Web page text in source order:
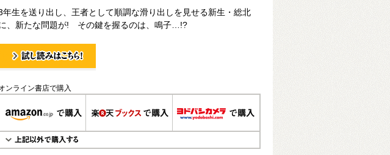
年生を送り出し、王者として順調な滑り出しを見せる新生・総北
、新たな問題が! その鍵を握るのは、鳴子…!?
ンライン書店で購入